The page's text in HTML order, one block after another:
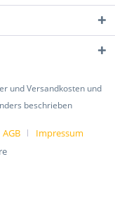
und Versandkosten und
beschrieben
AGB
Impressum